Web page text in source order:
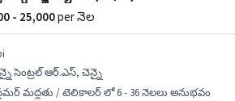
- 25,000per నెల
సెంట్రల్ ఆర్.ఎస్, చెన్నై
మద్దతు / టెలికాలర్ లో 6 - 36 నెలలు అనుభవం